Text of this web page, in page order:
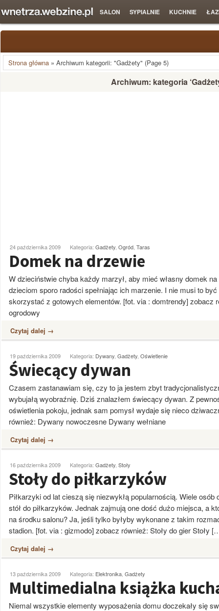
SALON SYPIALNIE KUCHNIE
Strona główna » Archiwum kategorii: "Gadżety" (Page 5)
Archiwum: kategoria
24 października 2009 Kategoria: Gadżety Ogród Taras
Domek na drzewie
W dzieciństwie chyba każdy marzył, aby mieć własny domek
dzieciom sporo radości spełniając ich marzenie. I nie musi to
skorzystać z gotowych elementów. [fot. via : domtrendy] zobacz
ogrodowy
Czytaj dalej →
19 października 2009 Kategoria: Dywany Gadżety Oświetlenie
Świecący dywan
Czasem zastanawiam się, czy to ja jestem zbyt
wybujałą wyobraźnię. Dziś znalazłem świecący dywan. Z
oświetlenia pokoju, jednak sam pomysł wydaje się nieco
również: Dywany nowoczesne Dywany wełniane
Czytaj dalej →
16 października 2009 Kategoria: Gadżety Stoły
Stoły do piłkarzyków
Piłkarzyki od lat cieszą się niezwykłą popularnością. Wiele osób
stół do piłkarzyków. Jednak zajmują one dość dużo miejsca, a
na środku salonu? Ja, jeśli tylko byłyby wykonane z takim
stadion. [fot. via : gizmodo] zobacz również: Stoły do gier Stoły
Czytaj dalej →
13 października 2009 Kategoria: Elektronika Gadżety
Multimedialna książka
Niemal wszystkie elementy wyposażenia domu doczekały się